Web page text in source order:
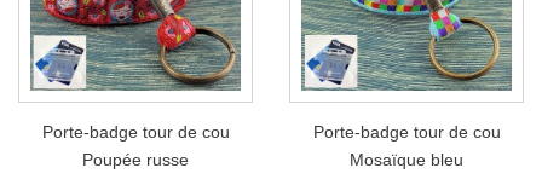
Porte-badge tour de cou
Poupée russe
Porte-badge tour de cou
Mosaïque bleu